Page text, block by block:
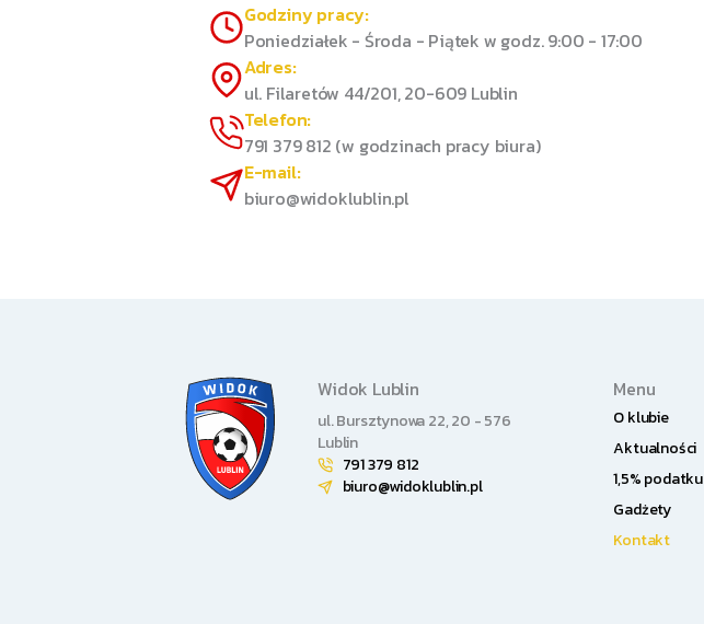
Godziny pracy:
Poniedziałek - Środa - Piątek w godz. 9:00 - 17:00
Adres:
ul. Filaretów 44/201, 20-609 Lublin
Telefon:
791 379 812 (w godzinach pracy biura)
E-mail:
biuro@widoklublin.pl
Widok Lublin
ul. Bursztynowa 22, 20 - 576
Lublin
791 379 812
biuro@widoklublin.pl
Menu
O klubie
Aktualności
1,5% podatku
Gadżety
Kontakt